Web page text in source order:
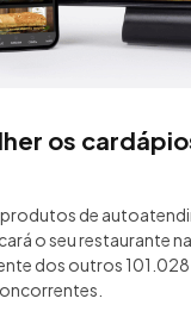
os
produtos de
o seu restaurante
dos outros 101.028